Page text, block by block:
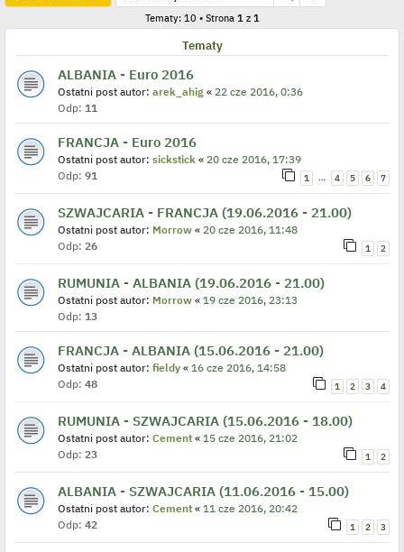
Tematy: 10 • Strona 1z 1
Tematy
ALBANIA - Euro 2016
Ostatni post autor: arek_ahig « 22 cze 2016, 0:36
Odp: 11
FRANCJA - Euro 2016
Ostatni post autor: sickstick « 20 cze 2016, 17:39
Odp: 91 1 … 4 5 6 7
SZWAJCARIA - FRANCJA (19.06.2016 - 21.00)
Ostatni post autor: Morrow « 20 cze 2016, 11:48
Odp: 26 1 2
RUMUNIA - ALBANIA (19.06.2016 - 21.00)
Ostatni post autor: Morrow « 19 cze 2016, 23:13
Odp: 13
FRANCJA - ALBANIA (15.06.2016 - 21.00)
Ostatni post autor: fieldy « 16 cze 2016, 14:58
Odp: 48 1 2 3 4
RUMUNIA - SZWAJCARIA (15.06.2016 - 18.00)
Ostatni post autor: Cement « 15 cze 2016, 21:02
Odp: 23 1 2
ALBANIA - SZWAJCARIA (11.06.2016 - 15.00)
Ostatni post autor: Cement « 11 cze 2016, 20:42
Odp: 42 1 2 3